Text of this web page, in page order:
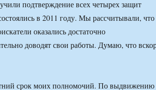
подтверждение всех четырех защит
в 2011 году. Мы рассчитывали, что
оказались достаточно
доводят свои работы. Думаю, что
срок моих полномочий. По выдвижению